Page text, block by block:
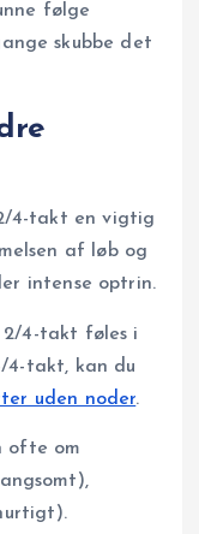
følge
skubbe det
4-takt en vigtig
af løb og
intense optrin.
2/4-takt føles i
4-takt, kan du
uden noder.
ofte om